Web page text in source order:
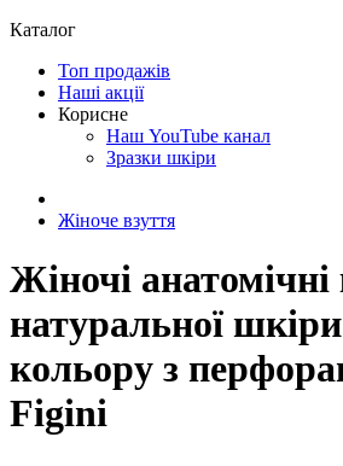
Каталог
Топ продажів
Наші акції
Корисне
Наш YouTube канал
Зразки шкіри
Жіноче взуття
Жіночі анатомічні
натуральної
кольору з
Figini